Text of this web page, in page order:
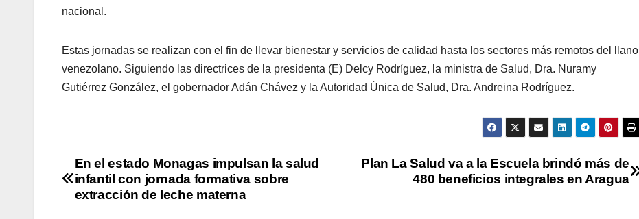
nacional.
Estas jornadas se realizan con el fin de llevar bienestar y servicios de calidad hasta los sectores más remotos del llano
venezolano. Siguiendo las directrices de la presidenta (E) Delcy Rodríguez, la ministra de Salud, Dra. Nuramy
Gutiérrez González, el gobernador Adán Chávez y la Autoridad Única de Salud, Dra. Andreina Rodríguez.
Plan La Salud va a la Escuela brindó más de
480 beneficios integrales en Aragua
En el estado Monagas impulsan la salud
infantil con jornada formativa sobre
extracción de leche materna